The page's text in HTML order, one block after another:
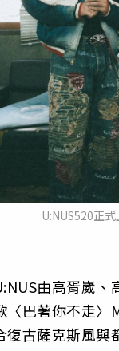
U:NUS520正
由高胥崴
〈巴著你不走
復古薩克斯風